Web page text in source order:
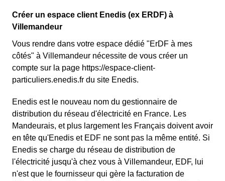
Créer un espace client Enedis (ex ERDF) à
Villemandeur
Vous rendre dans votre espace dédié "ErDF à mes
côtés" à Villemandeur nécessite de vous créer un
compte sur la page https://espace-client-
particuliers.enedis.fr du site Enedis.
Enedis est le nouveau nom du gestionnaire de
distribution du réseau d'électricité en France. Les
Mandeurais, et plus largement les Français doivent avoir
en tête qu'Enedis et EDF ne sont pas la même entité. Si
Enedis se charge du réseau de distribution de
l'électricité jusqu'à chez vous à Villemandeur, EDF, lui
n'est que le fournisseur qui gère la facturation de